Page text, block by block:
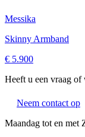
Messika
Skinny Armband
€ 5.900
Heeft u een vraag of
Neem contact op
Maandag tot en met